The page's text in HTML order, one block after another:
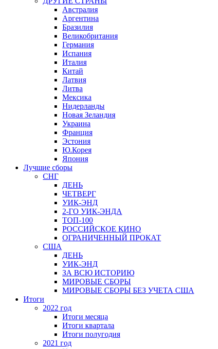
Австралия
Аргентина
Бразилия
Великобритания
Германия
Испания
Италия
Китай
Латвия
Литва
Мексика
Нидерланды
Новая Зеландия
Украина
Франция
Эстония
Ю.Корея
Япония
Лучшие сборы
СНГ
ДЕНЬ
ЧЕТВЕРГ
УИК-ЭНД
2-ГО УИК-ЭНДА
ТОП-100
РОССИЙСКОЕ КИНО
ОГРАНИЧЕННЫЙ ПРОКАТ
США
ДЕНЬ
УИК-ЭНД
ЗА ВСЮ ИСТОРИЮ
МИРОВЫЕ СБОРЫ
МИРОВЫЕ СБОРЫ БЕЗ УЧЕТА США
Итоги
2022 год
Итоги месяца
Итоги квартала
Итоги полугодия
2021 год